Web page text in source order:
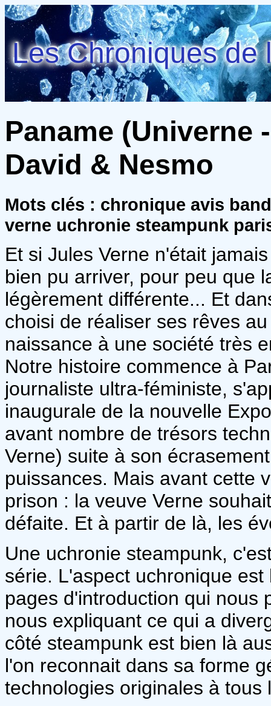
Les Chroniques de
Paname (Univerne
David & Nesmo
Mots clés : chronique avis
verne uchronie steampunk
Et si Jules Verne n'était
bien pu arriver, pour peu que
légèrement différente... Et
choisi de réaliser ses rêves
naissance à une société très
Notre histoire commence à
journaliste ultra-féministe,
inaugurale de la nouvelle
avant nombre de trésors
Verne) suite à son
puissances. Mais avant cette
prison : la veuve Verne
défaite. Et à partir de là, les
Une uchronie steampunk,
série. L'aspect uchronique
pages d'introduction qui nous
nous expliquant ce qui a
côté steampunk est bien là
l'on reconnait dans sa forme
technologies originales à tous